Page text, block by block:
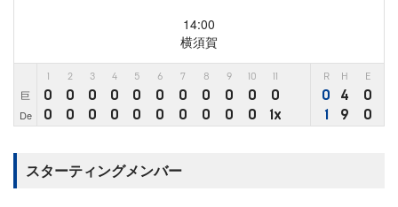
14:00
横須賀
2 3 4 5 6 7 8 9 10 R H E
巨 0 0 0 0 0 0 0 0 0 0 0 0 4 0
De 0 0 0 0 0 0 0 0 0 0 1x 1 9 0
スターティングメンバー